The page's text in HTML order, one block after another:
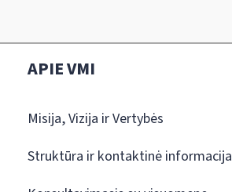
APIE VMI
Misija, Vizija ir Vertybės
Struktūra ir kontaktinė informacija